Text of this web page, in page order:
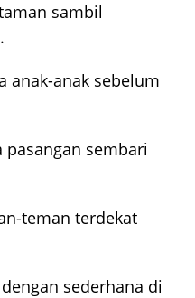
sambil
anak-anak sebelum
sembari
teman terdekat
sederhana di